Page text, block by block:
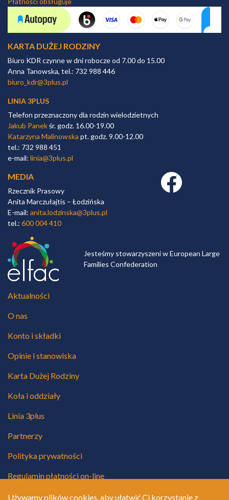
KARTA DUŻEJ RODZINY
Biuro KDR czynne w dni robocze od 7.00 do 15.00
Anna Tanowska, tel.: 732 988 446
biuro_kdr@3plus.pl
LINIA 3PLUS
Telefon przeznaczony dla rodzin wielodzietnych
Jakub Panekśr. godz. 16.00-19.00
Katarzyna Malinowska pt. godz. 9.00-12.00
tel.: 732 988 451
e-mail: linia@3plus.pl
MEDIA
Rzecznik Prasowy
Anita Marczułajtis – Łodzińska
E-mail: anita.lodzinska@3plus.pl
tel.: 600 004 410
Facebook link
Jesteśmy stowarzyszeni w European Large
Families Confederation
Aktualności
O nas
Konto i składki
Opinie i stanowiska
Karta Dużej Rodziny
Koła i oddziały
Linia 3plus
Partnerzy
Polityka prywatności
Regulamin płatności on-line
Używamy plików cookies, aby ułatwić Ci korzystanie z